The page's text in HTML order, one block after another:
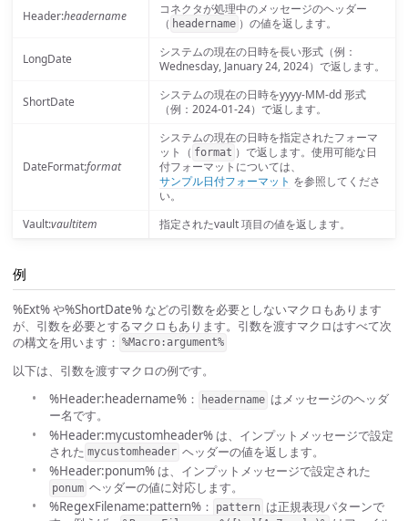
Header:headername
コネクタが処理中のメッセージのヘッダー
（ headername ）の値を返します。
LongDate
システムの現在の日時を長い形式（例：
Wednesday, January 24, 2024）で返します。
ShortDate
システムの現在の日時をyyyy-MM-dd 形式
（例：2024-01-24）で返します。
DateFormat:format
システムの現在の日時を指定されたフォーマ
ット（ format ）で返します。使用可能な日
付フォーマットについては、
サンプル日付フォーマット を参照してくださ
い。
Vault:vaultitem 指定されたvault 項目の値を返します。
例
%Ext% や%ShortDate% などの引数を必要としないマクロもあります
が、引数を必要とするマクロもあります。引数を渡すマクロはすべて次
の構文を用います： %Macro:argument%
以下は、引数を渡すマクロの例です。
%Header:headername%：
headername はメッセージのヘッダ
ー名です。
%Header:mycustomheader% は、インプットメッセージで設定
された mycustomheader ヘッダーの値を返します。
%Header:ponum% は、インプットメッセージで設定された
ponum ヘッダーの値に対応します。
%RegexFilename:pattern%：
pattern は正規表現パターンで